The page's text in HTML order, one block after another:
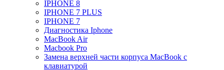
IPHONE 8
IPHONE 7 PLUS
IPHONE 7
Диагностика Iphone
MacBook Air
Macbook Pro
Замена верхней части корпуса MacBook с
клавиатурой